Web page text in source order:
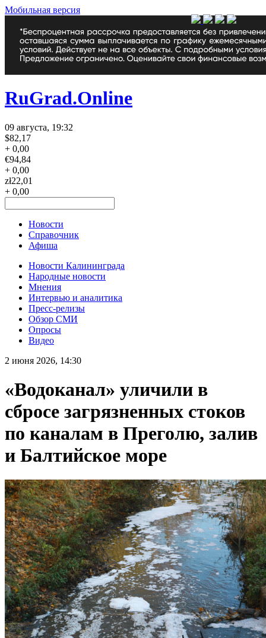
Мобильная версия
RuGrad.Online
09 августа, 19:32
$82,17
+ 0,00
€94,84
+ 0,00
zł22,01
+ 0,00
Новости
Справочник
Афиша
Новости Калининграда
Народные новости
Мнения
Интервью и аналитика
Пресс-релизы
Обзор СМИ
Опросы
Видео
2 июня 2026, 14:30
«Водоканал» уличили в
сбросе загрязненных стоков
по каналам в Преголю, залив
и Балтийское море